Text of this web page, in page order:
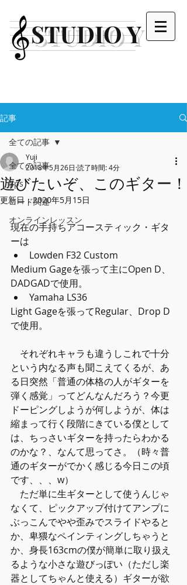
STUDIO Y
記事
全ての記事
tips
コード関連
オンラインレッスン
全ての記事
遊びたいぞ、このギター！
Yuji
2018年5月26日 読了時間: 4分
更新日：2020年5月15日
現在の手持ちアコースティック・ギタ
ーは
Lowden F32 Custom
Medium Gageを張って主にOpen D、
DADGADで使用。
Yamaha LS36
Light Gageを張ってRegular、Drop D
で使用。
それぞれキャラも違うしこれで十分
という内なる声も聞こえてくるが、あ
る日突然「普通の体格の人がギターを
弾く感覚」ってどんなんだろう？今更
ドーピングしようが何しようが、体は
縮まって行く段階にきている僕として
は、ちっさいギターを持ったらわかる
のかな？、なんて思ってさ。（時々普
通のギターがでかく感じる今日この頃
です、、、w）
ただ単に生ギターとして使うんじゃ
なくて、ピックアップ付けてアンプに
ぶっこんでやや歪みでスライドやると
か、卑猥なペインティングしちゃうと
か、身長163cmの僕が簡単に取り扱え
るような小さな遊びっぽい（ただし楽
器としてちゃんと使える）ギターが欲